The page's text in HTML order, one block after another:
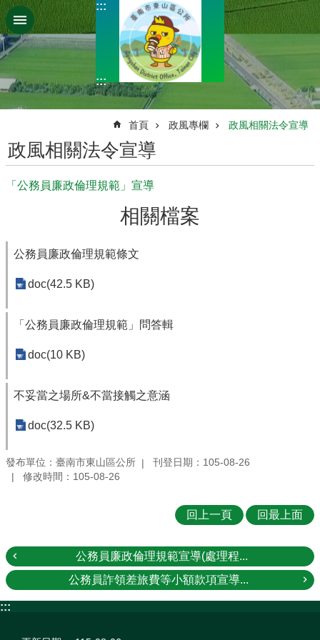
跳到主要內容區塊
:::
:::
首頁 政風專欄 政風相關法令宣導
政風相關法令宣導
「公務員廉政倫理規範」宣導
相關檔案
公務員廉政倫理規範條文
doc(42.5 KB)
「公務員廉政倫理規範」問答輯
doc(10 KB)
不妥當之場所&不當接觸之意涵
doc(32.5 KB)
發布單位：臺南市東山區公所
刊登日期：105-08-26
修改時間：105-08-26
回上一頁 回最上面
公務員廉政倫理規範宣導(處理程...
公務員詐領差旅費等小額款項宣導...
:::